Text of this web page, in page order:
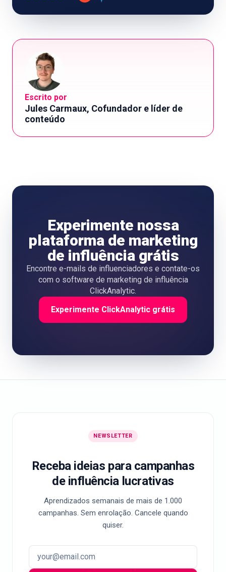
Escrito por
Jules Carmaux, Cofundador e líder de
conteúdo
Experimente nossa
plataforma de marketing
de influência grátis
Encontre e-mails de influenciadores e contate-os
com o software de marketing de influência
ClickAnalytic.
Experimente ClickAnalytic grátis
NEWSLETTER
Receba ideias para campanhas
de influência lucrativas
Aprendizados semanais de mais de 1.000
campanhas. Sem enrolação. Cancele quando
quiser.